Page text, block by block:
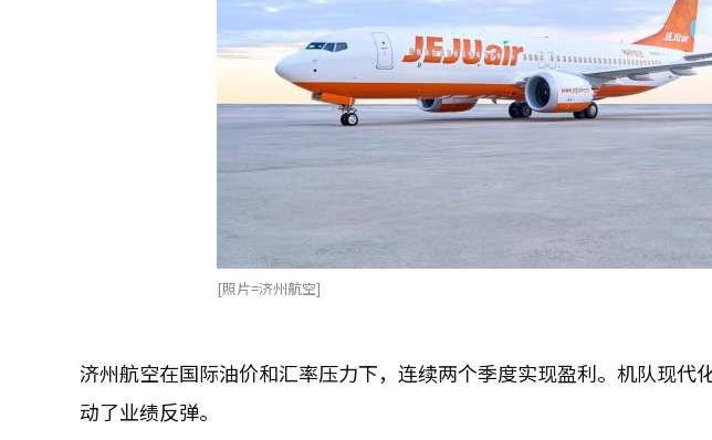
[照片=济州航空]
济州航空在国际油价和汇率压力下，连续两个季度实现盈利。机队现代
动了业绩反弹。